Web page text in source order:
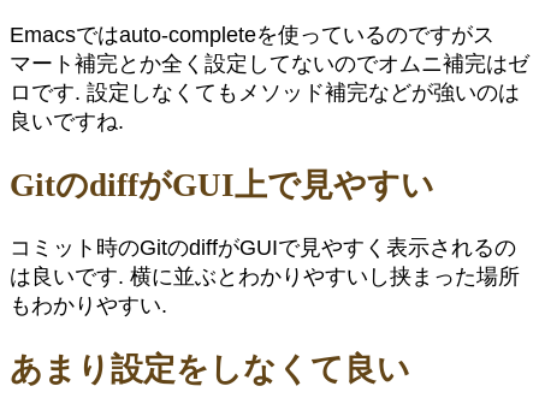
Emacsではauto-completeを使っているのですがス
マート補完とか全く設定してないのでオムニ補完はゼ
ロです. 設定しなくてもメソッド補完などが強いのは
良いですね.
GitのdiffがGUI上で見やすい
コミット時のGitのdiffがGUIで見やすく表示されるの
は良いです. 横に並ぶとわかりやすいし挟まった場所
もわかりやすい.
あまり設定をしなくて良い